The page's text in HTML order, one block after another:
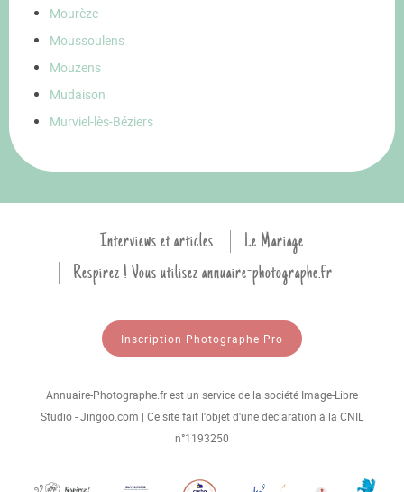
Mourèze
Moussoulens
Mouzens
Mudaison
Murviel-lès-Béziers
Interviews et articles
Le Mariage
Respirez ! Vous utilisez annuaire-photographe.fr
Inscription Photographe Pro
Annuaire-Photographe.fr est un service de la société Image-Libre
Studio - Jingoo.com | Ce site fait l'objet d'une déclaration à la CNIL
n°1193250